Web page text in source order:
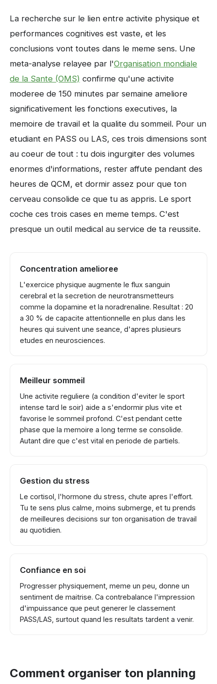
La recherche sur le lien entre activite physique et
performances cognitives est vaste, et les
conclusions vont toutes dans le meme sens. Une
meta-analyse relayee par l'Organisation mondiale
de la Sante (OMS) confirme qu'une activite
moderee de 150 minutes par semaine ameliore
significativement les fonctions executives, la
memoire de travail et la qualite du sommeil. Pour un
etudiant en PASS ou LAS, ces trois dimensions sont
au coeur de tout : tu dois ingurgiter des volumes
enormes d'informations, rester affute pendant des
heures de QCM, et dormir assez pour que ton
cerveau consolide ce que tu as appris. Le sport
coche ces trois cases en meme temps. C'est
presque un outil medical au service de ta reussite.
Concentration amelioree
L'exercice physique augmente le flux sanguin
cerebral et la secretion de neurotransmetteurs
comme la dopamine et la noradrenaline. Resultat : 20
a 30 % de capacite attentionnelle en plus dans les
heures qui suivent une seance, d'apres plusieurs
etudes en neurosciences.
Meilleur sommeil
Une activite reguliere (a condition d'eviter le sport
intense tard le soir) aide a s'endormir plus vite et
favorise le sommeil profond. C'est pendant cette
phase que la memoire a long terme se consolide.
Autant dire que c'est vital en periode de partiels.
Gestion du stress
Le cortisol, l'hormone du stress, chute apres l'effort.
Tu te sens plus calme, moins submerge, et tu prends
de meilleures decisions sur ton organisation de travail
au quotidien.
Confiance en soi
Progresser physiquement, meme un peu, donne un
sentiment de maitrise. Ca contrebalance l'impression
d'impuissance que peut generer le classement
PASS/LAS, surtout quand les resultats tardent a venir.
Comment organiser ton planning